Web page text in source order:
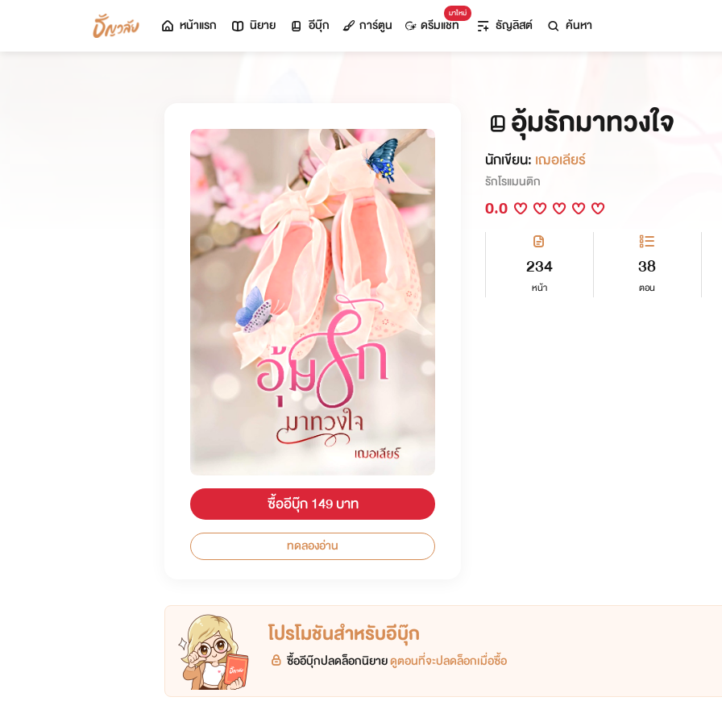
หน้าแรก นิยาย อีบุ๊ก การ์ตูน
มาใหม่
ดรีมแชท ธัญลิสต์ ค้นหา
ซื้ออีบุ๊ก 149 บาท
ทดลองอ่าน
อุ้มรักมาทวงใจ
นักเขียน: เฌอเลียร์
รักโรแมนติก
0.0
234
หน้า
38
ตอน
โปรโมชันสำหรับอีบุ๊ก
ซื้ออีบุ๊กปลดล็อกนิยายดูตอนที่จะปลดล็อกเมื่อซื้อ